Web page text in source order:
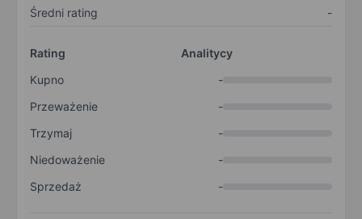
Średni rating -
Rating
Analitycy
Kupno
-
Przeważenie
-
Trzymaj
-
Niedoważenie
-
Sprzedaż
-